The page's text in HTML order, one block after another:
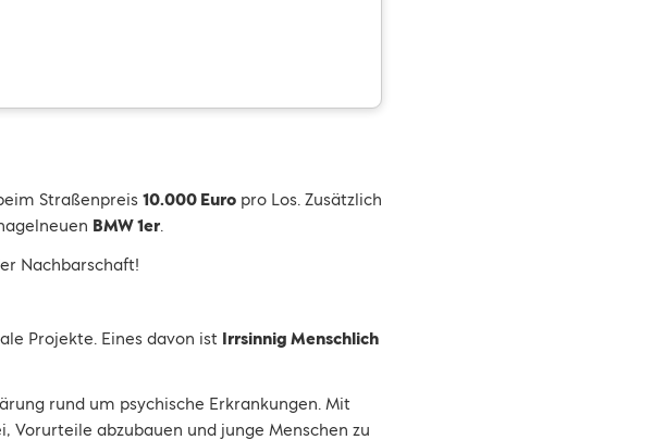
Straßenpreis 10.000 Euro pro Los. Zusätzlich
BMW 1er.
Nachbarschaft!
Projekte. Eines davon ist Irrsinnig Menschlich
rund um psychische Erkrankungen. Mit
Vorurteile abzubauen und junge Menschen zu